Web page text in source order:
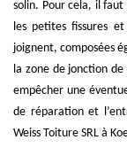
solin. Pour cela, il
les petites fissures
joignent, composées
la zone de jonction
empêcher une
de réparation et
Weiss Toiture SRL à